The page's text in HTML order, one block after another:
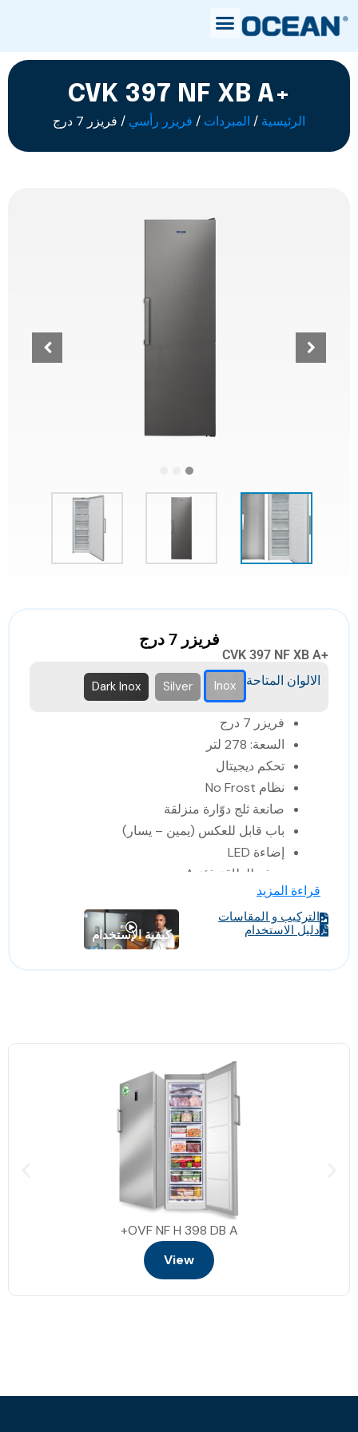
CVK 397 NF XB A+
الرئيسية / المبردات / فريزر رأسي / فريزر 7 درج
فريزر 7 درج
CVK 397 NF XB A+
الالوان المتاحة Inox
Silver
Dark Inox
فريزر 7 درج
السعة: 278 لتر
تحكم ديجيتال
نظام No Frost
صانعة ثلج دوّارة منزلقة
باب قابل للعكس (يمين – يسار)
إضاءة LED
موفر للطاقة فئة A+
صنع في تركيا
الأبعاد: عرض 59.5 × عمق 65 × ارتفاع
186 سم
قراءة المزيد
التركيب و المقاسات
دليل الاستخدام
كيفية الإستخدام
OVF NF H 398 DB A+
View